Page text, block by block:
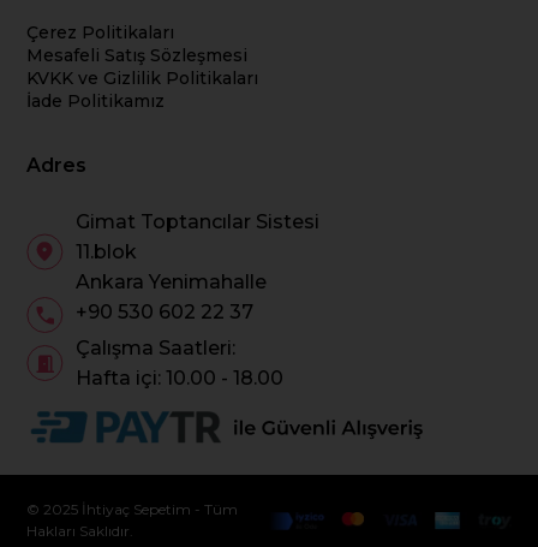
Çerez Politikaları
Mesafeli Satış Sözleşmesi
KVKK ve Gizlilik Politikaları
İade Politikamız
Adres
Gimat Toptancılar Sistesi
11.blok
Ankara Yenimahalle
+90 530 602 22 37
Çalışma Saatleri:
Hafta içi: 10.00 - 18.00
© 2025 İhtiyaç Sepetim - Tüm
Hakları Saklıdır.